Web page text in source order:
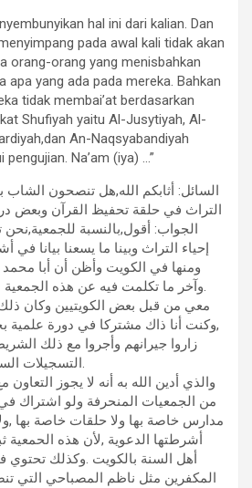
hal ini dari kalian. Dan
pada awal kali tidak akan
orang-orang yang menisbahkan
apa yang ada pada mereka. Bahkan
tidak membai’at berdasarkan
Shufiyah yaitu Al-Jusytiyah, Al-
An-Naqsyabandiyah
Na’am (iya) …”
السائل: أثابكم الله,هل تنصحون الشاب
التراث في حلقة تحفيظ القرآن وبعض
الجواب: أقول,بالنسبة للجمعية,نحن
إحياء التراث وبينا ما يسعنا بيانا
ومنها في الكويت وأظن أن أبا
.وآخر ما تكلمت فيه عن هذه
,وكنت أنا ذاك مشتركا في دورة علمية
زاروا جيرانهم وأجروا مع ذلك
التسجيلات السلفية عندكم في الكويت.
والذي أدين الله به أنه لا يجوز التعاون
من الجمعيات المنحرفة ولو اشتراك
مدارس خاصة بها ولا حلقات خاصة بها
أشرطتها الدعوية ,لأن هذه الحمعية
أهل السنة بالكويت .وكذلك تحتوي
المكفرين مثل ناظم المصباحي التي